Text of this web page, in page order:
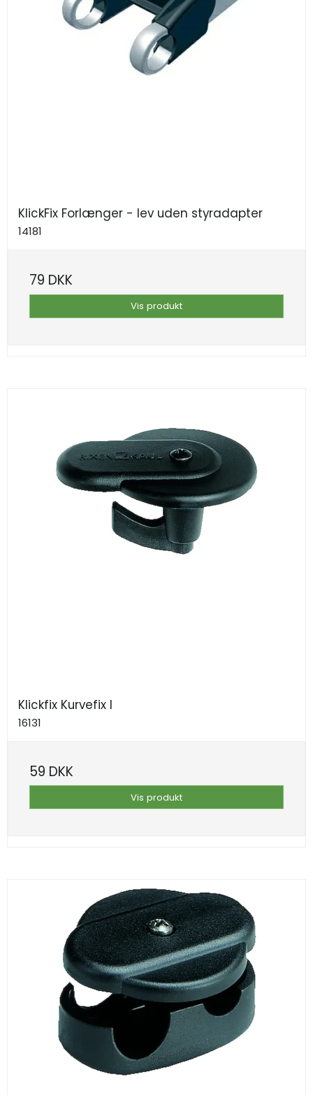
KlickFix Forlænger - lev uden styradapter
14181
79 DKK
Vis produkt
Klickfix Kurvefix I
16131
59 DKK
Vis produkt